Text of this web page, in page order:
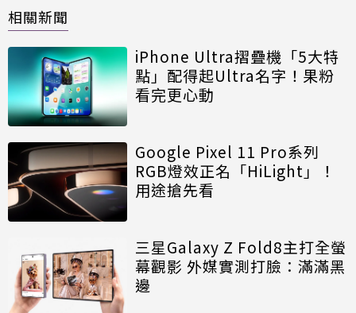
相關新聞
iPhone Ultra摺疊機「5大特
點」配得起Ultra名字！果粉
看完更心動
Google Pixel 11 Pro系列
RGB燈效正名「HiLight」！
用途搶先看
三星Galaxy Z Fold8主打全螢
幕觀影 外媒實測打臉：滿滿黑
邊